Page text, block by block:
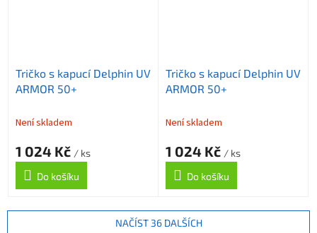
Tričko s kapucí Delphin UV
ARMOR 50+
Není skladem
1 024 Kč / ks
Do košíku
Tričko s kapucí Delphin UV
ARMOR 50+
Není skladem
1 024 Kč / ks
Do košíku
NAČÍST 36 DALŠÍCH